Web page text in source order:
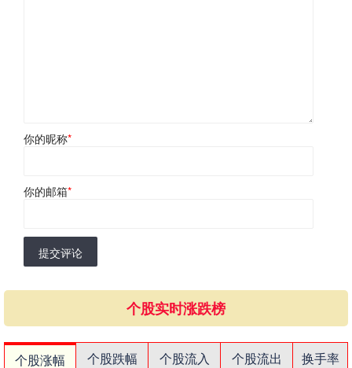
你的昵称*
你的邮箱*
提交评论
个股实时涨跌榜
个股涨幅 个股跌幅 个股流入 个股流出 换手率